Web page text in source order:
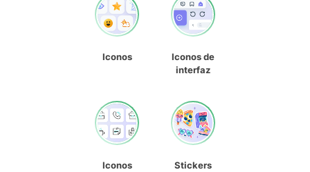
Iconos
Iconos de
interfaz
Iconos
Stickers